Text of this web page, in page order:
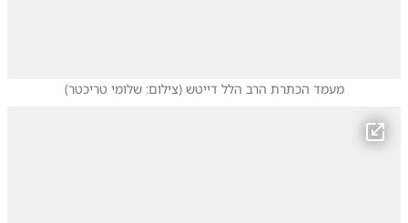
מעמד הכתרת הרב הלל דייטש (צילום: שלומי טריכטר)